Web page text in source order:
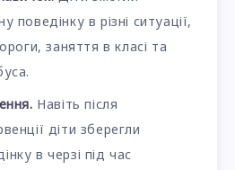
поведінку в різні ситуації,
заняття в класі та
Навіть після
діти зберегли
в черзі під час